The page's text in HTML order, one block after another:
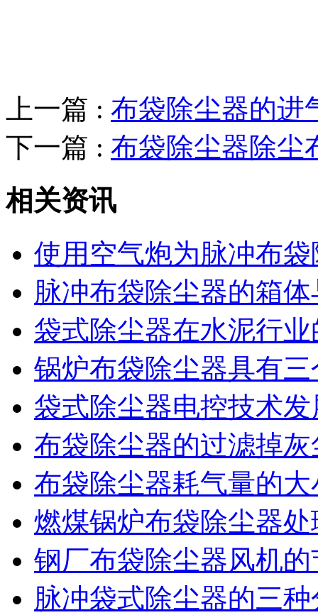
上一篇 : 布袋除尘器的进
下一篇 : 布袋除尘器除尘
相关资讯
使用空气炮为脉冲布
脉冲布袋除尘器的箱
袋式除尘器在水泥行
锅炉布袋除尘器具有
袋式除尘器电控技术
布袋除尘器的过滤掉
布袋除尘器耗气量的大
燃煤锅炉布袋除尘器
钢厂布袋除尘器风机
脉冲袋式除尘器的三